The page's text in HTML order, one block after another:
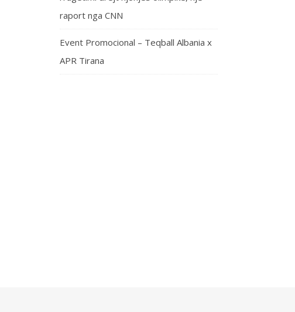
raport nga CNN
Event Promocional – Teqball Albania x
APR Tirana